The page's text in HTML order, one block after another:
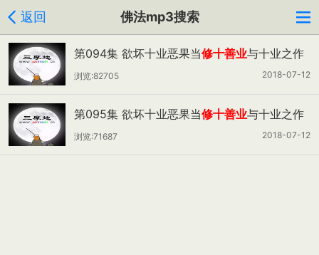
返回 佛法mp3搜索
第094集 欲坏十业恶果当修十善业与十业之作
罪、无作罪（上）
2018-07-12
浏览:82705
第095集 欲坏十业恶果当修十善业与十业之作
罪、无作罪（下）
2018-07-12
浏览:71687